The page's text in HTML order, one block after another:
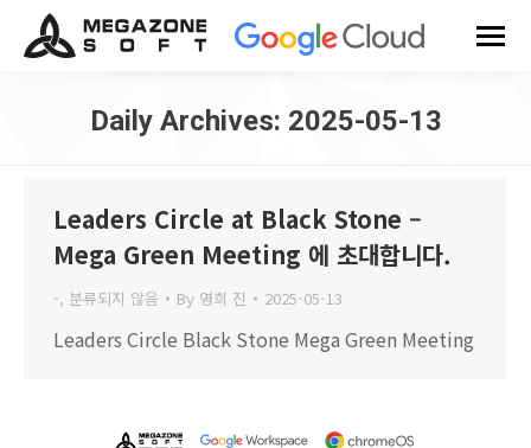
Daily Archives: 2025-05-13
Leaders Circle at Black Stone –
Mega Green Meeting 에 초대합니다.
-, 분류되지 않음 By 영희 진 2025-05-13
Leaders Circle Black Stone Mega Green Meeting